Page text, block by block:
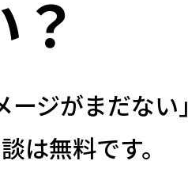
ジがまだない」
は無料です。